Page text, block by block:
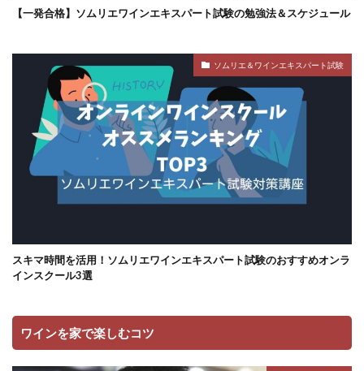
【一発合格】ソムリエワインエキスパート試験の勉強法＆スケジュール
ソムリエ＆ワインエキスパート試験
スキマ時間を活用！ソムリエワインエキスパート試験のおすすめオンラ
インスクール3選
ワインを家で楽しむコツ